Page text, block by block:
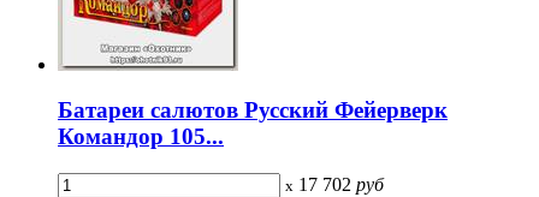
Батареи салютов Русский Фейерверк
Командор 105...
x 17 702 руб